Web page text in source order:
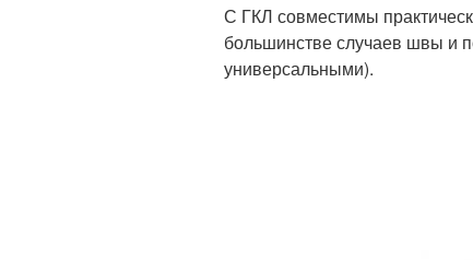
С ГКЛ совместимы
большинстве случаев швы и
универсальными).